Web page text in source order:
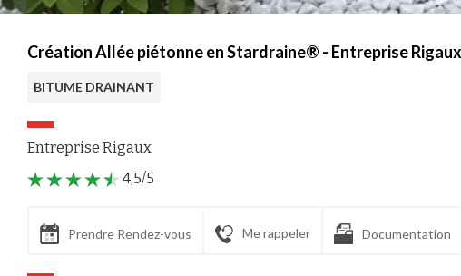
Création Allée piétonne en Stardraine® - Entreprise
BITUME DRAINANT
Entreprise Rigaux
4,5/5
Prendre Rendez-vous Me rappeler Documentation